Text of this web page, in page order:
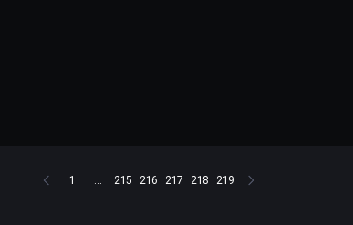
1 ... 215 216 217 218 219